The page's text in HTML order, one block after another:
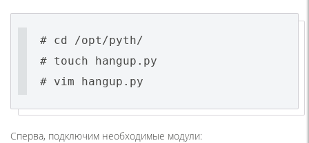
# cd /opt/pyth/
# touch hangup.py
# vim hangup.py
Сперва, подключим необходимые модули: